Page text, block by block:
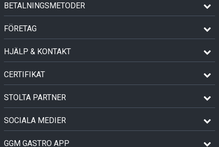
BETALNINGSMETODER
FÖRETAG
HJÄLP & KONTAKT
CERTIFIKAT
STOLTA PARTNER
SOCIALA MEDIER
GGM GASTRO APP